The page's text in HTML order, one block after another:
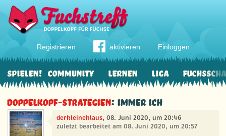
Registrieren aktivieren Einloggen
Community Lernen Liga
Spielen!
Doppelkopf-Strategien: Immer ich
derkleineklaus, 08. Juni 2020, um 20:46
zuletzt bearbeitet am 08. Juni 2020, um 20:57